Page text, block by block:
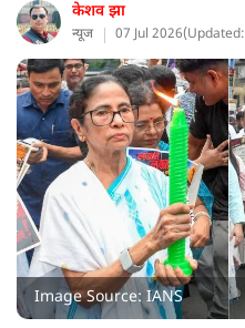
केशव झा
न्यूज 07 Jul 2026(
Image Source: IANS